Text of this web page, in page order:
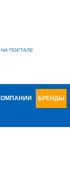
ПОРТАЛЕ
БРЕНДЫ